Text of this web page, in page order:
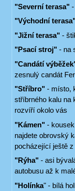
"Severní terasa"
"Východní terasa"
"Jižní terasa" -
"Psací stroj" - na
"Candátí
zesnulý candát
"Stříbro" - místo,
stříbrného kalu na
rozvíří okolo vás
"Kámen" -
najdete obrovský
pocházející ještě
"Rýha" - asi
autobusu až k
"Holínka" - bílá